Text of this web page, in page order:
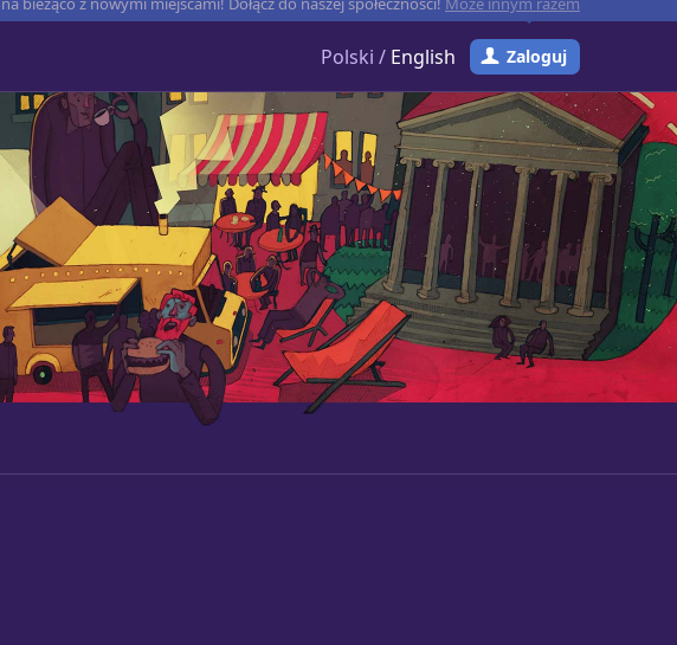
bieżąco z nowymi miejscami! Dołącz do naszej społeczności!Może innym razem
Polski / English Zaloguj